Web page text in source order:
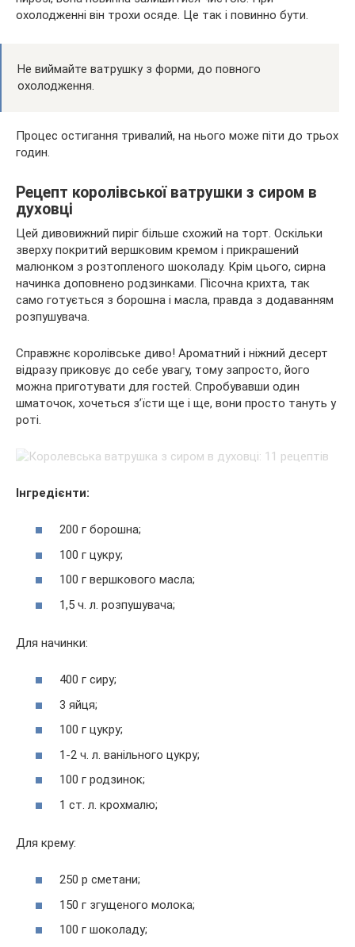
охолодженні він трохи осяде. Це так і повинно бути.
Не виймайте ватрушку з форми, до повного
охолодження.
Процес остигання тривалий, на нього може піти до трьох
годин.
Рецепт королівської ватрушки з сиром в
духовці
Цей дивовижний пиріг більше схожий на торт. Оскільки
зверху покритий вершковим кремом і прикрашений
малюнком з розтопленого шоколаду. Крім цього, сирна
начинка доповнено родзинками. Пісочна крихта, так
само готується з борошна і масла, правда з додаванням
розпушувача.
Справжнє королівське диво! Ароматний і ніжний десерт
відразу приковує до себе увагу, тому запросто, його
можна приготувати для гостей. Спробувавши один
шматочок, хочеться з’їсти ще і ще, вони просто тануть у
роті.
Інгредієнти:
200 г борошна;
100 г цукру;
100 г вершкового масла;
1,5 ч. л. розпушувача;
Для начинки:
400 г сиру;
3 яйця;
100 г цукру;
1-2 ч. л. ванільного цукру;
100 г родзинок;
1 ст. л. крохмалю;
Для крему:
250 р сметани;
150 г згущеного молока;
100 г шоколаду;